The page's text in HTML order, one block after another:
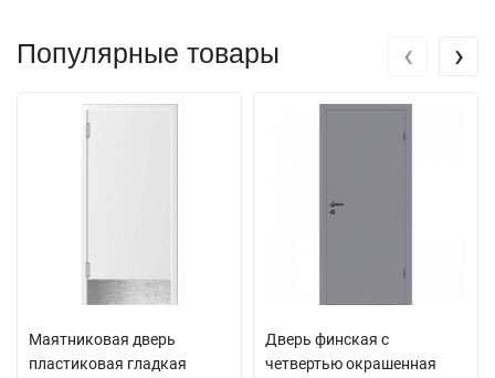
Популярные товары
Маятниковая дверь
пластиковая гладкая
Дверь финская с
четвертью окрашенная
‹ ›